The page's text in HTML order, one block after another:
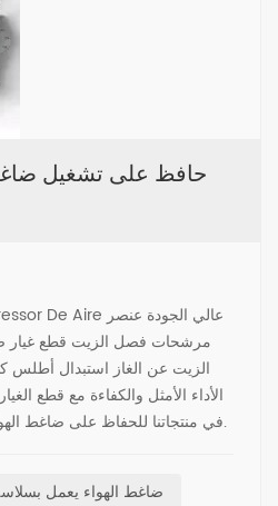
حافظ على تشغيل
مرشحات فصل الزيت قطع غيار
الزيت عن الغاز استبدال أطلس
الأداء الأمثل والكفاءة مع قطع
في منتجاتنا للحفاظ على ضاغط الهواء الخاص بك يعمل بسلاسة.
ضاغط الهواء يعمل